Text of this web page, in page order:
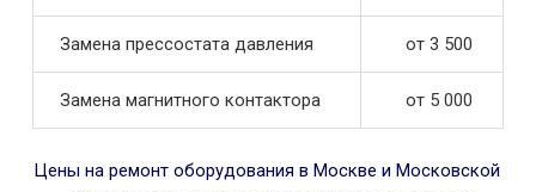
Замена прессостата давления от 3 500
Замена магнитного контактора от 5 000
Цены на ремонт оборудования в Москве и Московской